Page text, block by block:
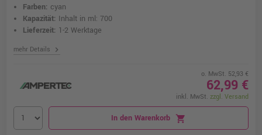
Farben: cyan
Kapazität: Inhalt in ml: 700
Lieferzeit: 1-2 Werktage
mehr Details chevron_right
o. MwSt. 52,93 €
62,99 €
inkl. MwSt. zzgl. Versand
In den Warenkorb shopping_cart